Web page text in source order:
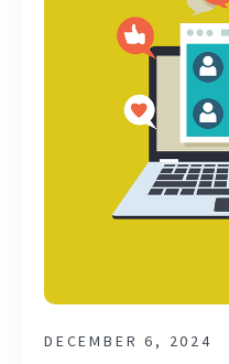
DECEMBER 6, 2024